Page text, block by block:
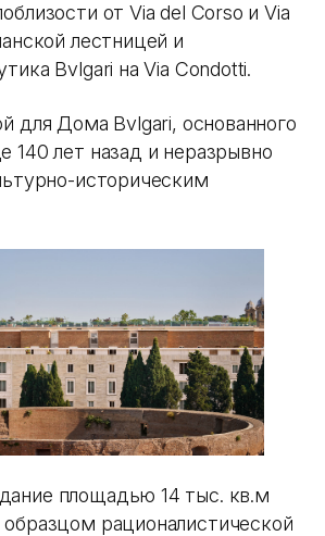
от Via del Corso и Via
лестницей и
Bvlgari на Via Condotti.
для Дома Bvlgari, основанного
140 лет назад и неразрывно
историческим
площадью 14 тыс. кв.м
рационалистической